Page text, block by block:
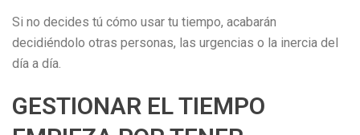
Si no decides tú cómo usar tu tiempo, acabarán
decidiéndolo otras personas, las urgencias o la inercia del
día a día.
GESTIONAR EL TIEMPO